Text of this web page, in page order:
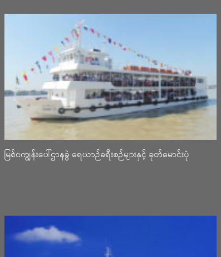
မြစ်၀ကျွန်းပေါ်ဌာနခွဲ ရေယာဉ်ခရီးစဉ်များနှင့် ခုတ်မောင်းပုံ